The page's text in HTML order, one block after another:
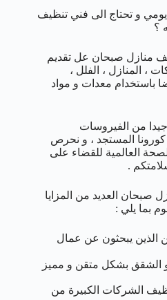
و تحتاج الى فني تنظيف
؟
منازل صبحان عل تقديم
، المنازل ، الفلل ،
باستخدام معدات و مواد
من الفيروسات
المستجد ، و نحرص
العالمية للقضاء على
.
صبحان العديد من المزايا
بما يلي :
الذين يبحثون عن عمال
الشقق بشكل متقن و مميز
الشركات الكبيرة من